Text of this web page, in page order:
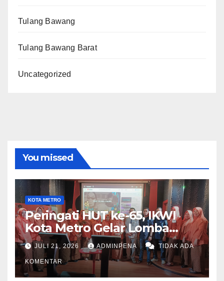
Tulang Bawang
Tulang Bawang Barat
Uncategorized
You missed
KOTA METRO
Peringati HUT ke-65, IKWI
Kota Metro Gelar Lomba
Fashion Show
JULI 21, 2026 ADMINPENA TIDAK ADA
KOMENTAR